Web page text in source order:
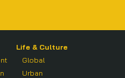
Life & Culture
Global
Urban